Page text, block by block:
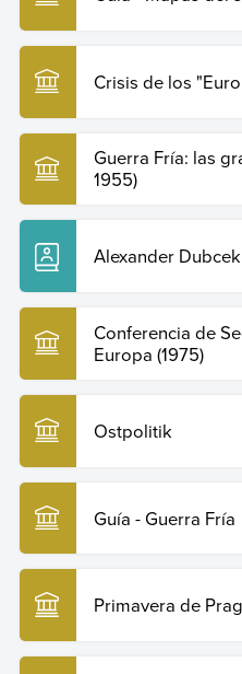
Crisis de los
Guerra Fría: las
1955)
Alexander Dubcek
Conferencia de
Europa (1975)
Ostpolitik
Guía - Guerra Fría
Primavera de